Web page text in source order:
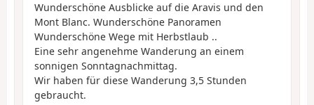
Wunderschöne Ausblicke auf die Aravis und den
Mont Blanc. Wunderschöne Panoramen
Wunderschöne Wege mit Herbstlaub ..
Eine sehr angenehme Wanderung an einem
sonnigen Sonntagnachmittag.
Wir haben für diese Wanderung 3,5 Stunden
gebraucht.